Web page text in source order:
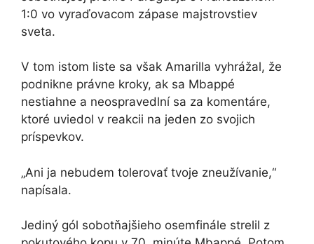
1:0 vo vyraďovacom zápase majstrovstiev
sveta.
V tom istom liste sa však Amarilla vyhrážal, že
podnikne právne kroky, ak sa Mbappé
nestiahne a neospravedlní sa za komentáre,
ktoré uviedol v reakcii na jeden zo svojich
príspevkov.
„Ani ja nebudem tolerovať tvoje zneužívanie,“
napísala.
Jediný gól sobotňajšieho osemfinále strelil z